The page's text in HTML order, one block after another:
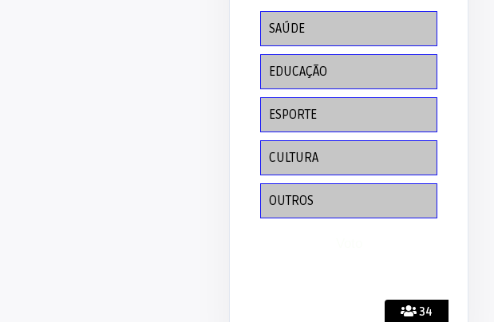
34
SAÚDE
EDUCAÇÃO
ESPORTE
CULTURA
OUTROS